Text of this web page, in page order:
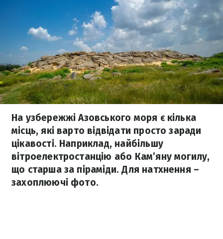
На узбережжі Азовського моря є кілька
місць, які варто відвідати просто заради
цікавості. Наприклад, найбільшу
вітроелектростанцію або Кам’яну могилу,
що старша за піраміди. Для натхнення –
захоплюючі фото.